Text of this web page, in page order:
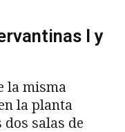
I y
la misma
la planta
salas de